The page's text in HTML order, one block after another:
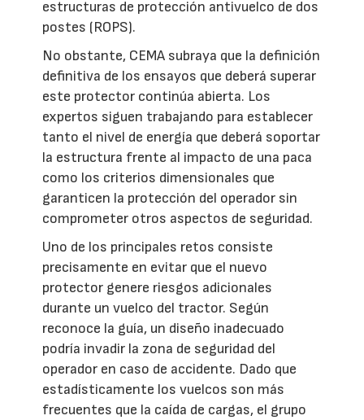
estructuras de protección antivuelco de dos
postes (ROPS).
No obstante, CEMA subraya que la definición
definitiva de los ensayos que deberá superar
este protector continúa abierta. Los
expertos siguen trabajando para establecer
tanto el nivel de energía que deberá soportar
la estructura frente al impacto de una paca
como los criterios dimensionales que
garanticen la protección del operador sin
comprometer otros aspectos de seguridad.
Uno de los principales retos consiste
precisamente en evitar que el nuevo
protector genere riesgos adicionales
durante un vuelco del tractor. Según
reconoce la guía, un diseño inadecuado
podría invadir la zona de seguridad del
operador en caso de accidente. Dado que
estadísticamente los vuelcos son más
frecuentes que la caída de cargas, el grupo